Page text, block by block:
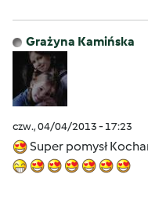
Grażyna Kamińska
czw., 04/04/2013 - 17:23
Super pomysł